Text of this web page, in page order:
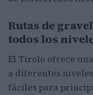
Rutas de
todos los
El Tirolo ofrece
a diferentes
fáciles para